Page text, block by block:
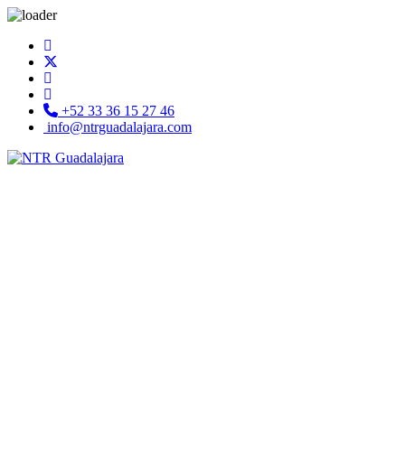
+52 33 36 15 27 46
info@ntrguadalajara.com